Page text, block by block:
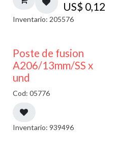
US$ 0,12
Inventario: 205576
Poste de fusion
A206/13mm/SS x
und
Cod: 05776
Inventario: 939496